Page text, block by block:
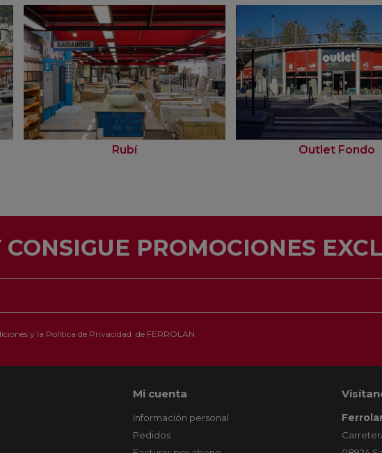
Rubí Outlet Fondo
PROMOCIONES
y la Política de Privacidad de FERROLAN
Mi cuenta
Información personal
Pedidos